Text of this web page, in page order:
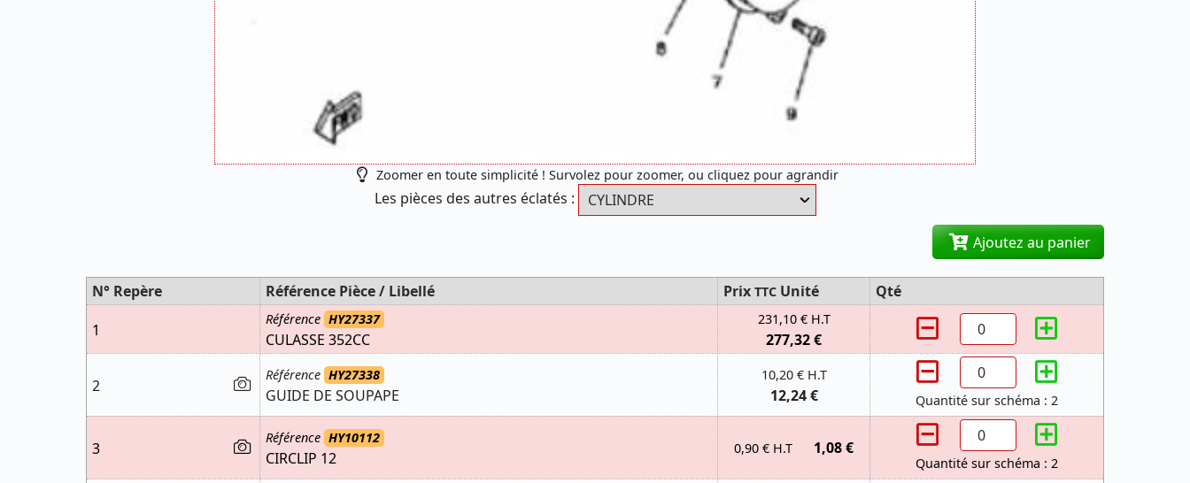
Zoomer en toute simplicité ! Survolez pour zoomer, ou cliquez pour agrandir
Les pièces des autres éclatés :
Ajoutez au panier
N° Repère Référence Pièce / Libellé Prix TTC Unité
Qté
1
Référence HY27337
CULASSE 352CC
231,10 € H.T
277,32 €
2
Référence HY27338
GUIDE DE SOUPAPE
10,20 € H.T
12,24 € Quantité sur schéma : 2
3
Référence HY10112
CIRCLIP 12
0,90 € H.T 1,08 €
Quantité sur schéma : 2